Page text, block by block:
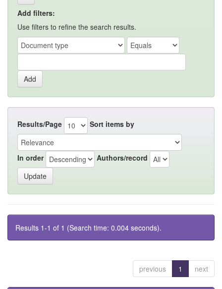
Add filters:
Use filters to refine the search results.
Results/Page Sort items by
In order Authors/record
Results 1-1 of 1 (Search time: 0.004 seconds).
previous 1 next